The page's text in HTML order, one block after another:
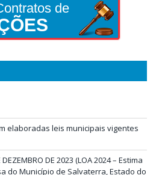
de
elaboradas leis municipais vigentes
DEZEMBRO DE 2023 (LOA 2024 – Estima
do Município de Salvaterra, Estado do